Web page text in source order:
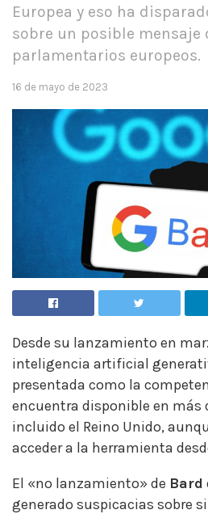
Europea y eso ha
sobre un posible mensaje
parlamentarios europeos.
16 de mayo de 2023
Desde su lanzamiento en
inteligencia artificial
presentada como la
encuentra disponible en más
incluido el Reino Unido,
acceder a la herramienta
El «no lanzamiento» de Bard
generado suspicacias sobre